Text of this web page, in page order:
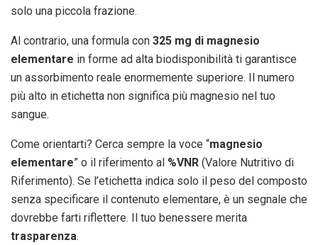
solo una piccola frazione.
Al contrario, una formula con 325 mg di magnesio
elementare in forme ad alta biodisponibilità ti garantisce
un assorbimento reale enormemente superiore. Il numero
più alto in etichetta non significa più magnesio nel tuo
sangue.
Come orientarti? Cerca sempre la voce “magnesio
elementare” o il riferimento al %VNR (Valore Nutritivo di
Riferimento). Se l’etichetta indica solo il peso del composto
senza specificare il contenuto elementare, è un segnale che
dovrebbe farti riflettere. Il tuo benessere merita
trasparenza.